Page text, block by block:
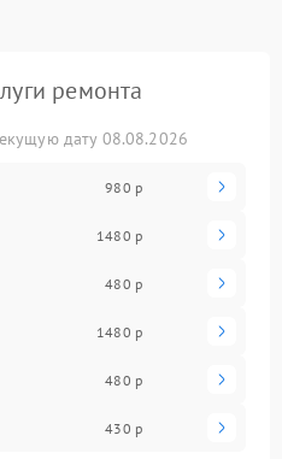
ремонта
дату 08.08.2026
980 р
1480 р
480 р
1480 р
480 р
430 р